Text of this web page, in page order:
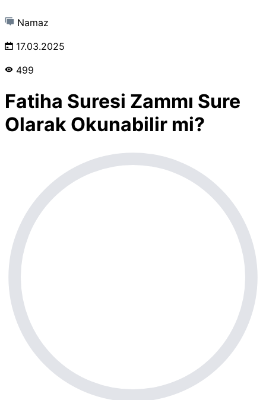
Namaz
17.03.2025
499
Fatiha Suresi Zammı Sure
Olarak Okunabilir mi?